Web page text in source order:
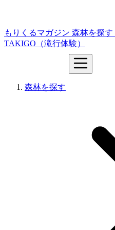
もりくるマガジン 森林を探す
TAKIGO（滝行体験）
森林を探す